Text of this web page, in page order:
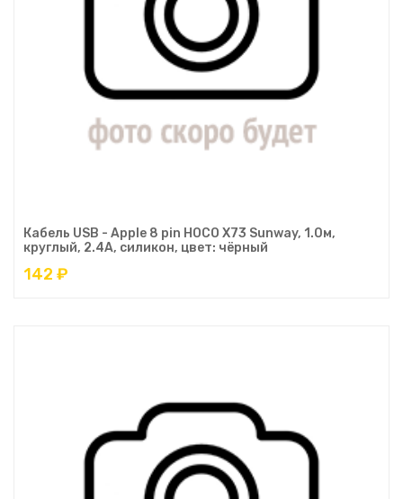
Кабель USB - Apple 8 pin HOCO X73 Sunway, 1.0м,
круглый, 2.4A, силикон, цвет: чёрный
142 ₽